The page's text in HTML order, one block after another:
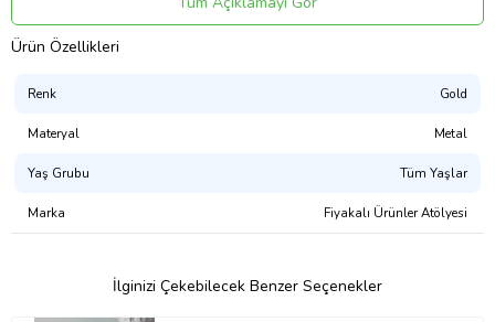
Ürün Kodu:kcm69993335
Ürün Özellikleri
Renk Gold
Materyal Metal
Yaş Grubu Tüm Yaşlar
Marka Fiyakalı Ürünler Atölyesi
İlginizi Çekebilecek Benzer Seçenekler